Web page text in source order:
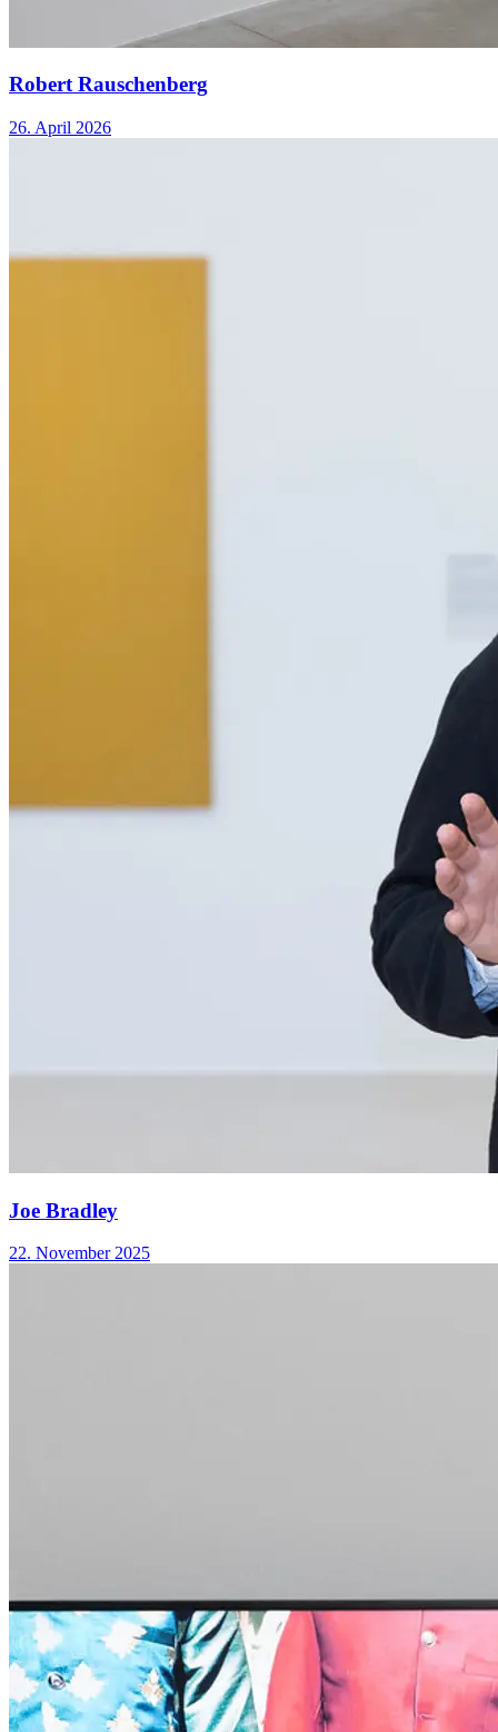
Robert Rauschenberg
26. April 2026
Joe Bradley
22. November 2025